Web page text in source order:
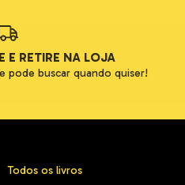
E RETIRE NA LOJA
pode buscar quando quiser!
Todos os livros